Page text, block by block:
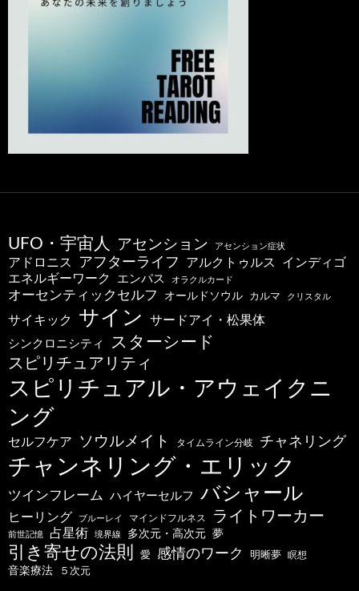
UFO・宇宙人 アセンション アセンション症状
アドロニス アフターライフ アルクトゥルス インディゴ
エネルギーワーク エンパス オラクルカード
オーセンティックセルフ オールドソウル カルマ クリスタル
サイキック サイン サードアイ・松果体
シンクロニシティ スターシード
スピリチュアリティ
スピリチュアル・アウェイクニ
ング
セルフケア ソウルメイト タイムライン分岐 チャネリング
チャンネリング・エリック
ツインフレーム ハイヤーセルフ バシャール
ヒーリング ブルーレイ マインドフルネス ライトワーカー
前世記憶 占星術 境界線 多次元・高次元 夢
引き寄せの法則 愛 感情のワーク 明晰夢 瞑想
音楽療法 ５次元